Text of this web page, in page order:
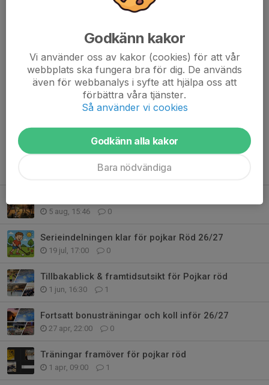
spelas 26 april, nu i Avicii Arena som då kommer vara
Tidigare nyheter
5 aug, 15:46 0
Serieindelningen klar för pojkar Röd 26/27
19 jul, 17:00 0
Tillbakablick & framtidsutsikt för Pojkar röd
1 jun, 16:30 1
Fortsatt bonusträningar och koll inför 26/27
27 apr, 22:00 0
Träningar framöver för pojkar röd
1 apr, 09:00 1
Godkänn kakor
Vi använder oss av kakor (cookies) för att vår
webbplats ska fungera bra för dig. De används
även för webbanalys i syfte att hjälpa oss att
förbättra våra tjänster.
Så använder vi cookies
Godkänn alla kakor
Bara nödvändiga